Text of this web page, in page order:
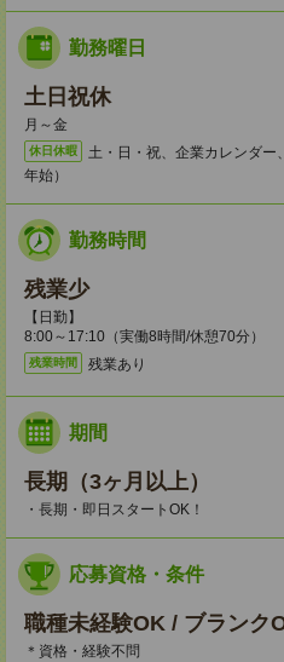
勤務曜日
土日祝休
月～金
休日休暇
土・日・祝、企業カレンダー
年始）
勤務時間
残業少
【日勤】
8:00～17:10（実働8時間/休憩70分）
残業時間 残業あり
期間
長期（3ヶ月以上）
・長期・即日スタートOK！
応募資格・条件
職種未経験OK / ブランク
＊資格・経験不問